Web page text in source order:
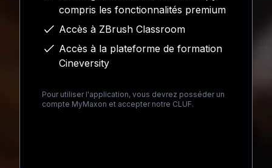
compris les fonctionnalités premium
Accès à ZBrush Classroom
Accès à la plateforme de formation
Cineversity
Pour utiliser l'application, vous devrez posséder un
compte MyMaxon et accepter notre CLUF.